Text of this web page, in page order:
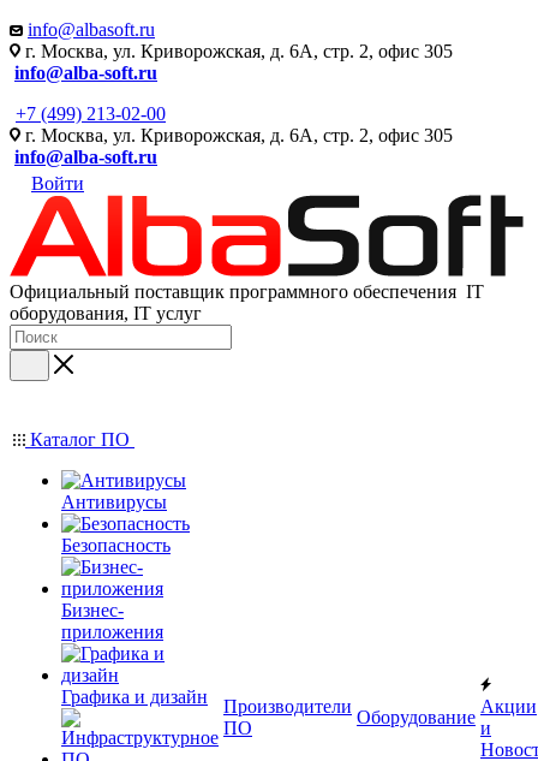
info@albasoft.ru
г. Москва, ул. Криворожская, д. 6А, стр. 2, офис 305
info@alba-soft.ru
+7 (499) 213-02-00
г. Москва, ул. Криворожская, д. 6А, стр. 2, офис 305
info@alba-soft.ru
Войти
Официальный поставщик программного обеспечения IT
оборудования, IT услуг
Каталог ПО
Антивирусы
Безопасность
Бизнес-
приложения
Графика и дизайн
Производители
ПО
Оборудование
Акции
и